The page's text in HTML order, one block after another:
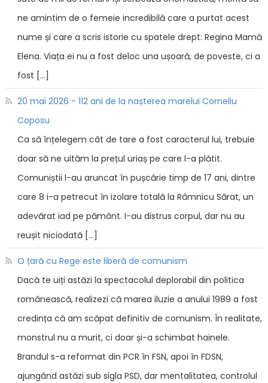
ne amintim de o femeie incredibilă care a purtat acest
nume și care a scris istorie cu spatele drept: Regina Mamă
Elena. Viața ei nu a fost deloc una ușoară, de poveste, ci a
fost […]
20 mai 2026 - 112 ani de la nașterea marelui Corneliu
Coposu
Ca să înțelegem cât de tare a fost caracterul lui, trebuie
doar să ne uităm la prețul uriaș pe care l-a plătit.
Comuniștii l-au aruncat în pușcărie timp de 17 ani, dintre
care 8 i-a petrecut în izolare totală la Râmnicu Sărat, un
adevărat iad pe pământ. I-au distrus corpul, dar nu au
reușit niciodată […]
O țară cu Rege este liberă de comunism
Dacă te uiți astăzi la spectacolul deplorabil din politica
românească, realizezi că marea iluzie a anului 1989 a fost
credința că am scăpat definitiv de comunism. În realitate,
monstrul nu a murit, ci doar și-a schimbat hainele.
Brandul s-a reformat din PCR în FSN, apoi în FDSN,
ajungând astăzi sub sigla PSD, dar mentalitatea, controlul